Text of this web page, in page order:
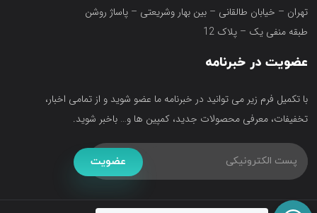
تهران – خیابان طالقانی – بین بهار وشریعتی – پاساژ روشن
طبقه منفی یک – پلاک 12
عضویت در خبرنامه
با تکمیل فرم زیر می توانید در خبرنامه ما عضو شوید و از تمامی اخبار،
تخفیفات، معرفی محصولات جدید، کمپین ها و… باخبر شوید.
عضویت